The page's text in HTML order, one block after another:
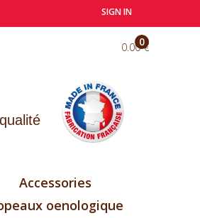
SIGN IN
qualité
0
0.00 €
Accessories
oenologique